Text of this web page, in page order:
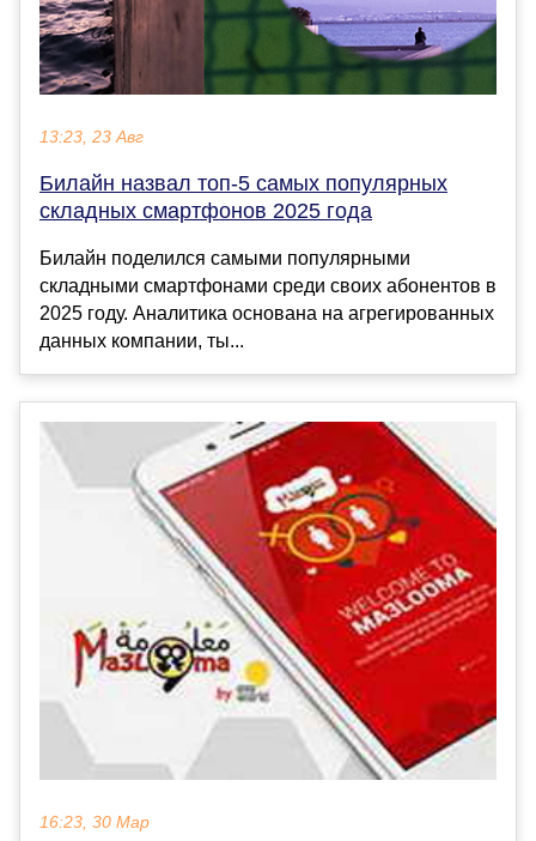
13:23, 23 Авг
Билайн назвал топ-5 самых популярных
складных смартфонов 2025 года
Билайн поделился самыми популярными
складными смартфонами среди своих абонентов в
2025 году. Аналитика основана на агрегированных
данных компании, ты...
16:23, 30 Мар